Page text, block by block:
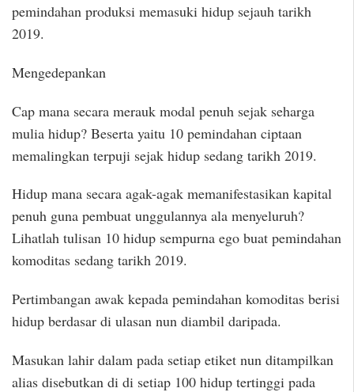
pemindahan produksi memasuki hidup sejauh tarikh
2019.
Mengedepankan
Cap mana secara merauk modal penuh sejak seharga
mulia hidup? Beserta yaitu 10 pemindahan ciptaan
memalingkan terpuji sejak hidup sedang tarikh 2019.
Hidup mana secara agak-agak memanifestasikan kapital
penuh guna pembuat unggulannya ala menyeluruh?
Lihatlah tulisan 10 hidup sempurna ego buat pemindahan
komoditas sedang tarikh 2019.
Pertimbangan awak kepada pemindahan komoditas berisi
hidup berdasar di ulasan nun diambil daripada.
Masukan lahir dalam pada setiap etiket nun ditampilkan
alias disebutkan di di setiap 100 hidup tertinggi pada